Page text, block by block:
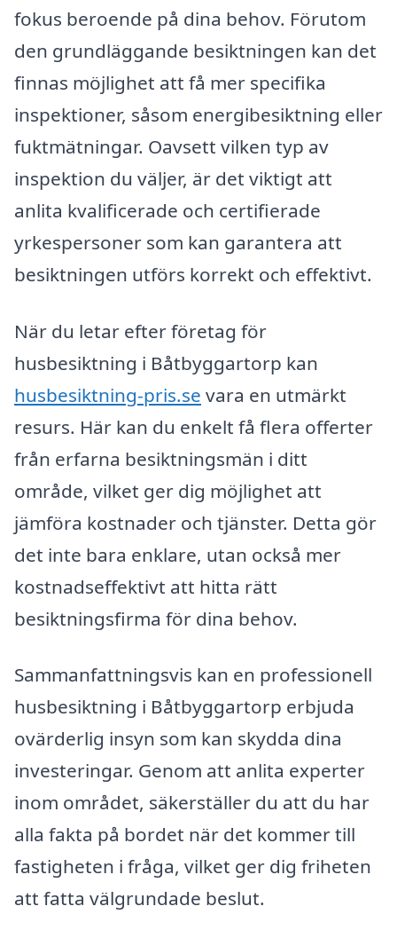
fokus beroende på dina behov. Förutom
den grundläggande besiktningen kan det
finnas möjlighet att få mer specifika
inspektioner, såsom energibesiktning eller
fuktmätningar. Oavsett vilken typ av
inspektion du väljer, är det viktigt att
anlita kvalificerade och certifierade
yrkespersoner som kan garantera att
besiktningen utförs korrekt och effektivt.
När du letar efter företag för
husbesiktning i Båtbyggartorp kan
husbesiktning-pris.se vara en utmärkt
resurs. Här kan du enkelt få flera offerter
från erfarna besiktningsmän i ditt
område, vilket ger dig möjlighet att
jämföra kostnader och tjänster. Detta gör
det inte bara enklare, utan också mer
kostnadseffektivt att hitta rätt
besiktningsfirma för dina behov.
Sammanfattningsvis kan en professionell
husbesiktning i Båtbyggartorp erbjuda
ovärderlig insyn som kan skydda dina
investeringar. Genom att anlita experter
inom området, säkerställer du att du har
alla fakta på bordet när det kommer till
fastigheten i fråga, vilket ger dig friheten
att fatta välgrundade beslut.